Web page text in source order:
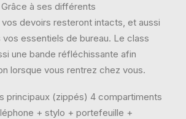
à ses différents
devoirs resteront intacts, et aussi
essentiels de bureau. Le class
une bande réfléchissante afin
lorsque vous rentrez chez vous.
principaux (zippés) 4 compartiments
+ stylo + portefeuille +